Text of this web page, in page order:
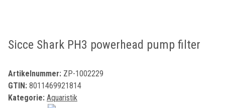
Sicce Shark PH3 powerhead pump filter
Artikelnummer: ZP-1002229
GTIN: 8011469921814
Kategorie: Aquaristik